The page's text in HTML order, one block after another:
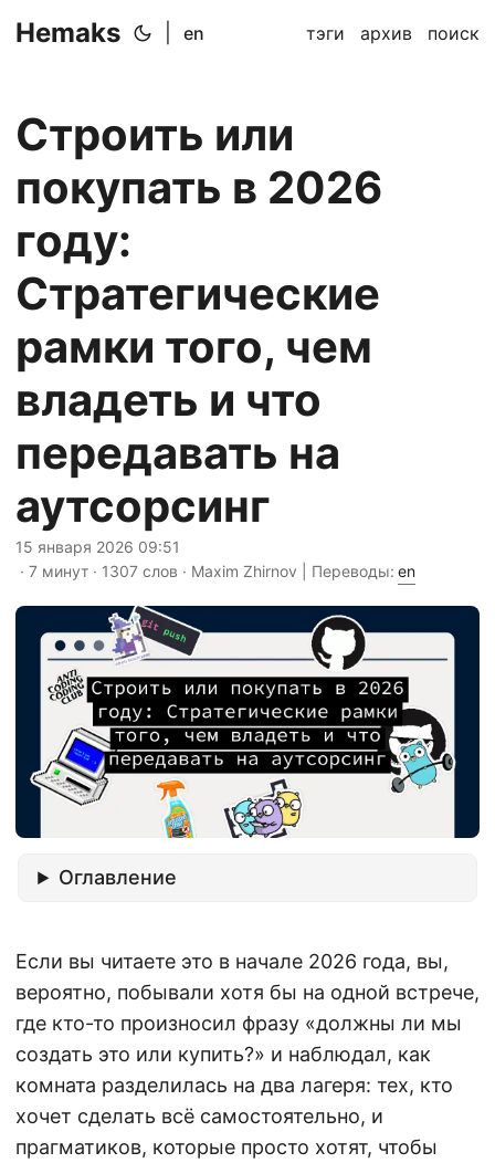
Hemaks en тэги архив поиск
Строить или
покупать в 2026
году:
Стратегические
рамки того, чем
владеть и что
передавать на
аутсорсинг
15 января 2026 09:51
· 7 минут · 1307 слов · Maxim Zhirnov | Переводы: en
Оглавление
Если вы читаете это в начале 2026 года, вы,
вероятно, побывали хотя бы на одной встрече,
где кто-то произносил фразу «должны ли мы
создать это или купить?» и наблюдал, как
комната разделилась на два лагеря: тех, кто
хочет сделать всё самостоятельно, и
прагматиков, которые просто хотят, чтобы